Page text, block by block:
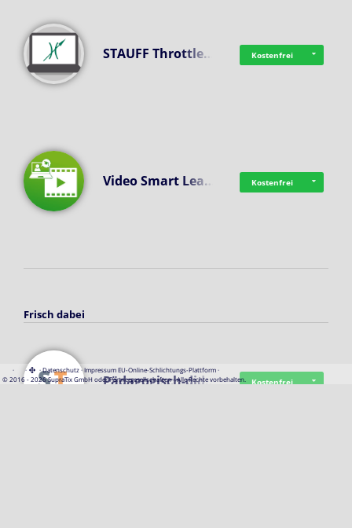
STAUFF Throttle… Kostenfrei
Video Smart Lea… Kostenfrei
Frisch dabei
Pädagogisch-did… Kostenfrei
· · ·Datenschutz·Impressum EU-Online-Schlichtungs-Plattform·
© 2016 - 2026 SupraTix GmbH oder Partnergesellschaften - Alle Rechte vorbehalten.